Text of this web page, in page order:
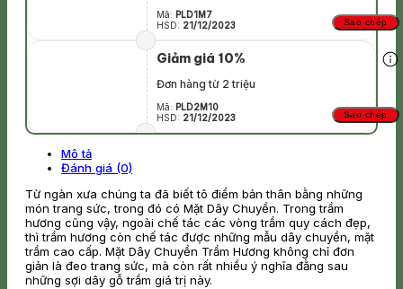
Mã: PLD1M7
HSD: 21/12/2023 Sao chép
Giảm giá 10%
Đơn hàng từ 2 triệu
Mã: PLD2M10
HSD: 21/12/2023 Sao chép
Mô tả
Đánh giá (0)
Từ ngàn xưa chúng ta đã biết tô điểm bản thân bằng những
món trang sức, trong đó có Mặt Dây Chuyền. Trong trầm
hương cũng vậy, ngoài chế tác các vòng trầm quy cách đẹp,
thì trầm hương còn chế tác được những mẫu dây chuyền, mặt
trầm cao cấp. Mặt Dây Chuyền Trầm Hương không chỉ đơn
giản là đeo trang sức, mà còn rất nhiều ý nghĩa đằng sau
những sợi dây gỗ trầm giá trị này.